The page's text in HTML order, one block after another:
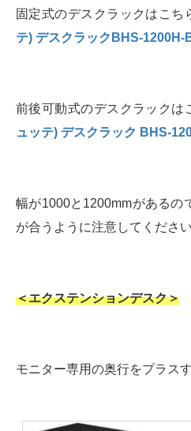
固定式のデスクラックはこ
テ) デスクラックBHS-1200H-
前後可動式のデスクラック
ュッテ) デスクラック BHS-
幅が1000と1200mmがあるの
が合うように注意してください
＜エクステンションデスク＞
モニター専用の奥行をプラス